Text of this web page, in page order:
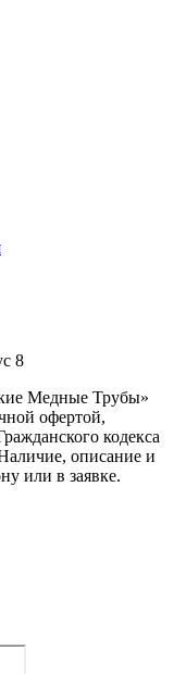
8
Медные Трубы»
офертой,
кодекса
описание и
или в заявке.